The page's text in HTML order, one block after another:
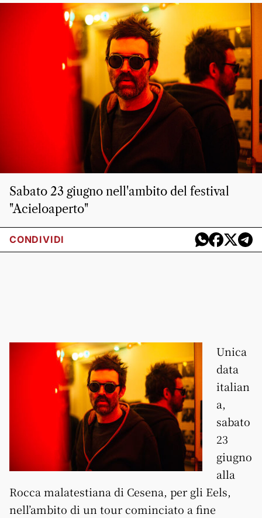
Sabato 23 giugno nell'ambito del festival
"Acieloaperto"
CONDIVIDI
Unica
data
italian
a,
sabato
23
giugno
alla
Rocca malatestiana di Cesena, per gli Eels,
nell’ambito di un tour cominciato a fine